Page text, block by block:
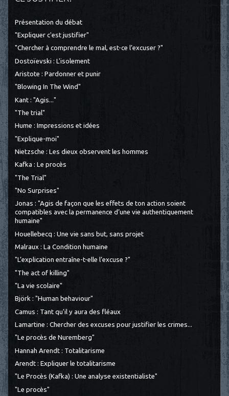
Présentation du débat
"Expliquer c'est justifier"
"Chercher à comprendre le mal, est-ce l’excuser ?"
Dostoïevski : L'isolement
Aristote : Pardonner et punir
"Blowing In The Wind"
Kant : "Agis..."
"The trial"
Hume : Impressions et idées
"Explique-moi"
Nietzsche : Les dieux observent les hommes
Kafka : Le procès
"The Trial"
"No Surprises"
Jonas : "Agis de façon que les effets de ton action soient
compatibles avec la permanence d’une vie authentiquement
humaine"
Houellebecq : Une vie sans but, sans projet
Malraux : La Condition humaine
"L’explication entraîne-t-elle l’excuse ?"
"The act of killing"
"La vie scolaire"
Björk : "Human behaviour"
Camus : Tant qu'il y aura des fléaux
Lamartine : Chercher des excuses pour justifier les crimes...
"Le procès de Nuremberg"
Hannah Arendt : Totalitarisme
Arendt : Expliquer le totalitarisme
"Le Procès (Kafka) : Une analyse existentialiste"
"Le procès"